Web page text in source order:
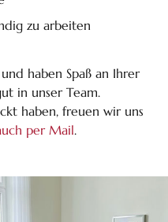
zu arbeiten
haben Spaß an Ihrer
in unser Team.
haben, freuen wir uns
per Mail.